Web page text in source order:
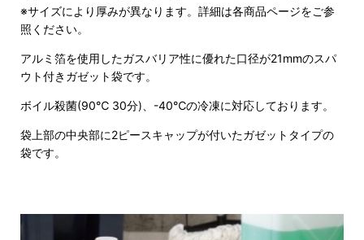
※サイズにより厚みが異なります。詳細は各商品ページをご参
照ください。
アルミ箔を使用したガスバリア性に優れた口径が21mmのスパ
ウト付きガゼット袋です。
ボイル殺菌(90℃ 30分)、-40℃の冷凍に対応しております。
袋上部の中央部に2ピースキャップが付いたガゼットタイプの
袋です。